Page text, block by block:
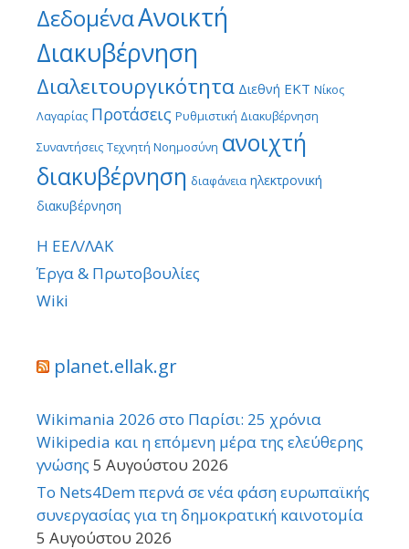
ΔεδομέναΑνοικτή
Διακυβέρνηση
Διαλειτουργικότητα Διεθνή ΕΚΤ Νίκος
Λαγαρίας Προτάσεις Ρυθμιστική Διακυβέρνηση
Συναντήσεις Τεχνητή Νοημοσύνη ανοιχτή
διακυβέρνηση διαφάνεια ηλεκτρονική
διακυβέρνηση
Η ΕΕΛ/ΛΑΚ
Έργα & Πρωτοβουλίες
Wiki
planet.ellak.gr
Wikimania 2026 στο Παρίσι: 25 χρόνια
Wikipedia και η επόμενη μέρα της ελεύθερης
γνώσης 5 Αυγούστου 2026
Το Nets4Dem περνά σε νέα φάση ευρωπαϊκής
συνεργασίας για τη δημοκρατική καινοτομία
5 Αυγούστου 2026